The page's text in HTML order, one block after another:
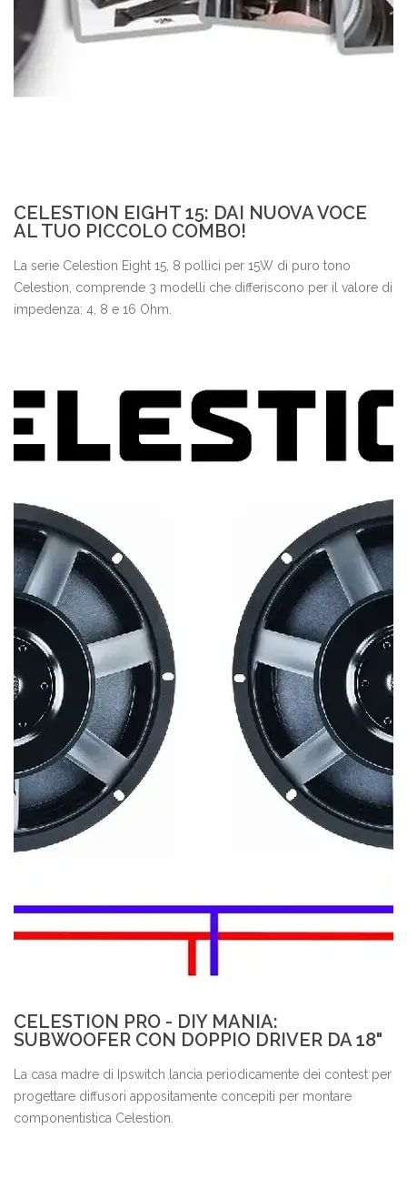
CELESTION EIGHT 15: DAI NUOVA VOCE
AL TUO PICCOLO COMBO!
La serie Celestion Eight 15, 8 pollici per 15W di puro tono
Celestion, comprende 3 modelli che differiscono per il valore di
impedenza: 4, 8 e 16 Ohm.
CELESTION PRO - DIY MANIA:
SUBWOOFER CON DOPPIO DRIVER DA 18"
La casa madre di Ipswitch lancia periodicamente dei contest per
progettare diffusori appositamente concepiti per montare
componentistica Celestion.